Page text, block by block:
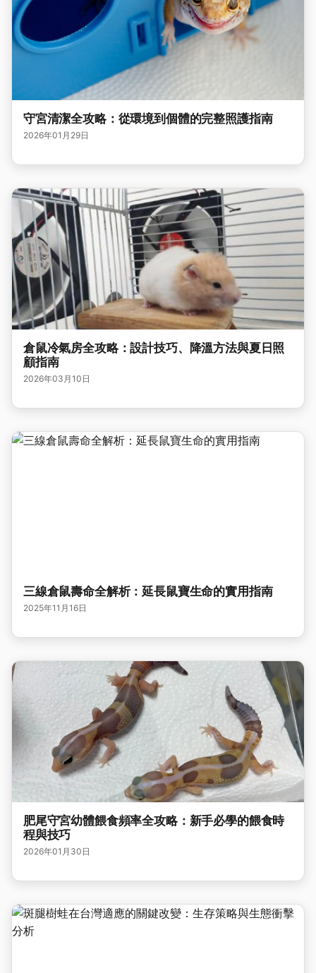
守宮清潔全攻略：從環境到個體的完整照護指南
2026年01月29日
倉鼠冷氣房全攻略：設計技巧、降溫方法與夏日照
顧指南
2026年03月10日
三線倉鼠壽命全解析：延長鼠寶生命的實用指南
2025年11月16日
肥尾守宮幼體餵食頻率全攻略：新手必學的餵食時
程與技巧
2026年01月30日